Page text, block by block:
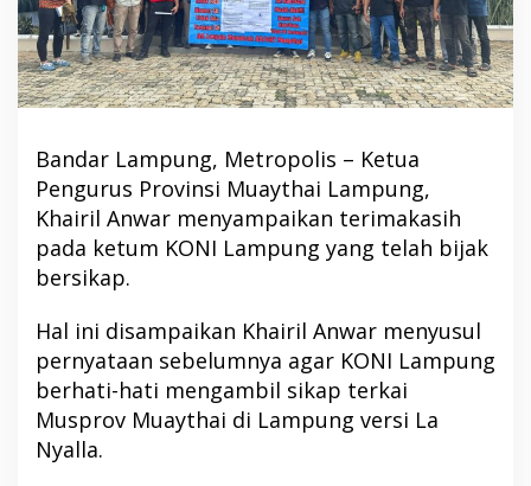
Bandar Lampung, Metropolis – Ketua
Pengurus Provinsi Muaythai Lampung,
Khairil Anwar menyampaikan terimakasih
pada ketum KONI Lampung yang telah bijak
bersikap.
Hal ini disampaikan Khairil Anwar menyusul
pernyataan sebelumnya agar KONI Lampung
berhati-hati mengambil sikap terkai
Musprov Muaythai di Lampung versi La
Nyalla.